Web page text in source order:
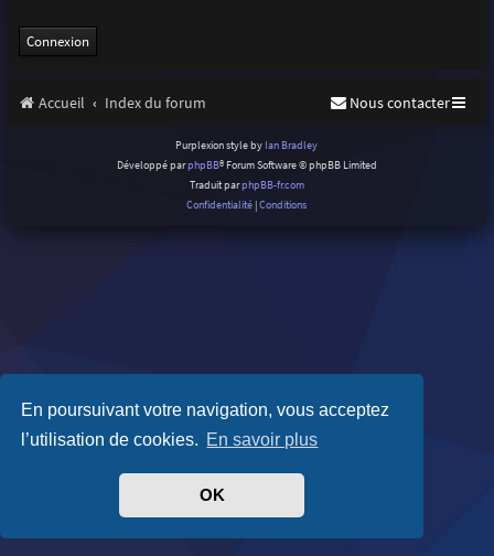
En poursuivant votre navigation, vous acceptez
l’utilisation de cookies. En savoir plus
OK
Accueil Index du forum Nous contacter
Purplexion style by Ian Bradley
Développé parphpBB® Forum Software © phpBB Limited
Traduit parphpBB-fr.com
Confidentialité |Conditions